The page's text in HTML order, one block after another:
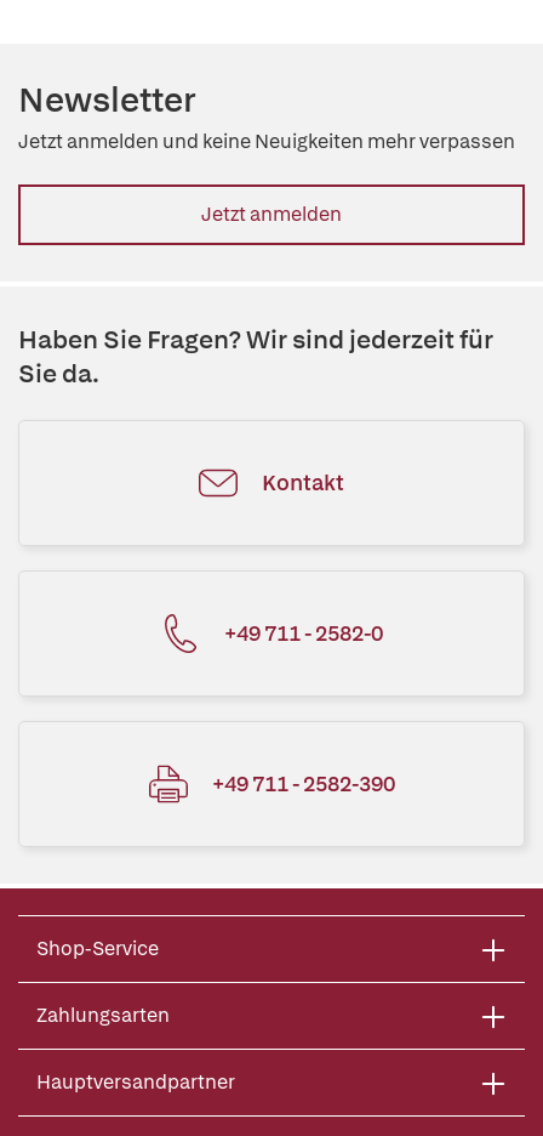
Newsletter
Jetzt anmelden und keine Neuigkeiten mehr verpassen
Jetzt anmelden
Haben Sie Fragen? Wir sind jederzeit für
Sie da.
Kontakt
+49 711 - 2582-0
+49 711 - 2582-390
Shop-Service
Zahlungsarten
Hauptversandpartner